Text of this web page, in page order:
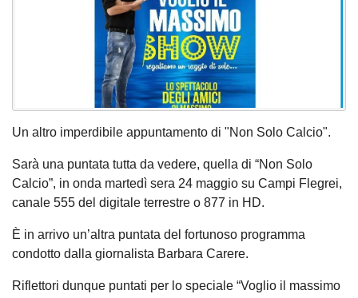
Un altro imperdibile appuntamento di "Non Solo Calcio".
Sarà una puntata tutta da vedere, quella di “Non Solo
Calcio”, in onda martedì sera 24 maggio su Campi Flegrei,
canale 555 del digitale terrestre o 877 in HD.
È in arrivo un’altra puntata del fortunoso programma
condotto dalla giornalista Barbara Carere.
Riflettori dunque puntati per lo speciale “Voglio il massimo